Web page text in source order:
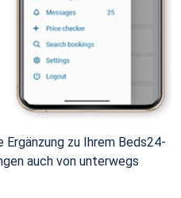
zu Ihrem Beds24-
auch von unterwegs